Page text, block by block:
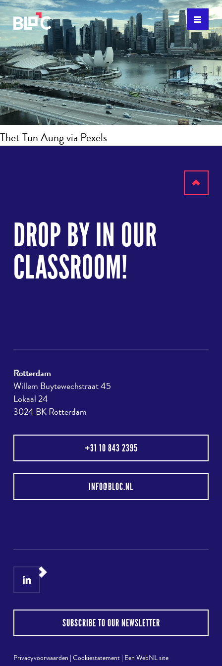
Thet Tun Aung via Pexels
DROP BY IN OUR
CLASSROOM!
Rotterdam
Willem Buytewechstraat 45
Lokaal 24
3024 BK Rotterdam
+31 10 843 2395
INFO@BLOC.NL
SUBSCRIBE TO OUR NEWSLETTER
Privacyvoorwaarden |Cookiestatement| Een WebNL site